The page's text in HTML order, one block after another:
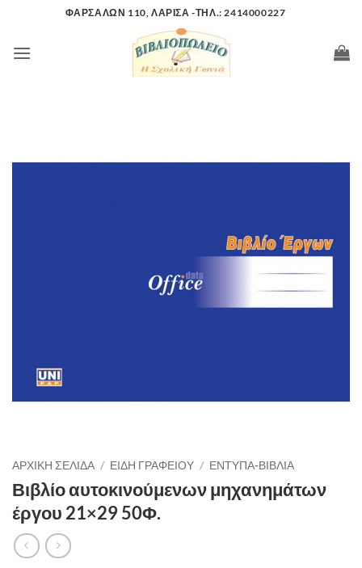
περιεχόμενο
ΦΑΡΣΑΛΩΝ 110, ΛΑΡΙΣΑ -ΤΗΛ.: 2414000227
ΑΡΧΙΚΉ ΣΕΛΊΔΑ / ΕΙΔΗ ΓΡΑΦΕΙΟΥ / ΕΝΤΥΠΑ-ΒΙΒΛΙΑ
Βιβλίο αυτοκινούμενων μηχανημάτων
έργου 21×29 50Φ.